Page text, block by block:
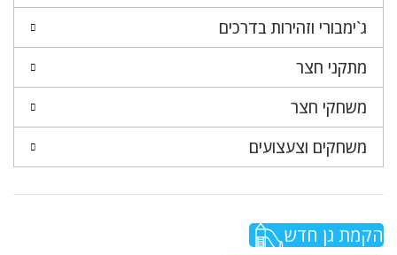
ג`ימבורי וזהירות בדרכים
מתקני חצר
משחקי חצר
משחקים וצעצועים
הקמת גן חדש